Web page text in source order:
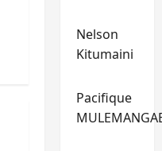
Nelson
Kitumaini
Pacifique